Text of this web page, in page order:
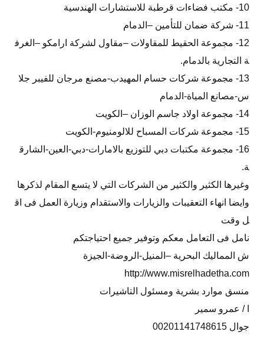
10- مكتب فضاءات قرطبة للاستشارات الهندسية
11- شركة ضمان للتأمين –الدمام
12- مجموعة الحقيط للمقاولات –مقاول لشركة ارامكو –الغرف
ة التجارية بالدمام.
13- مجموعة شركات حسام المهيدب-مصنع مرجان للفيبر جلا
س-مصانع المياة-الدمام
14- مجموعة اولاد جاسم الوزان –الكويت
15- مجموعة شركات المسباح للالومنيوم-الكويت
16- مجموعة مكتبات دبي للتوزيع بالامارات-دبي-العين-الشارق
ة.
وغيرها الكثير والكثير من الشركات التي لا يتسع المقام لذكرها
وايضا انهاء التعقيبات والزيارات والاستقدام وزيارة العمل فى اق
ل وقت
نامل فى التعامل معكم وتوفير جميع احتياجتكم
ش المماليك البحرية –المنيل-الروضة-الجيزة
http://www.misrelhadetha.com
منسق موارد بشرية ومسئول التاشيرات
ا / عمرو سمير
جوال 00201141748615